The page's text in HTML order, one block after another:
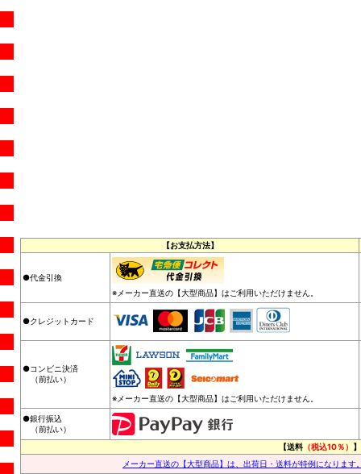
【お支払方法】
●代金引換
※メーカー直送の【大型商品】はご利用いただけません。
●クレジットカード
●コンビニ決済
（前払い）
※メーカー直送の【大型商品】はご利用いただけません。
●銀行振込
（前払い）
【送料 （税込10％） 】
メーカー直送の【大型商品】は、出荷日・送料が特例になりま